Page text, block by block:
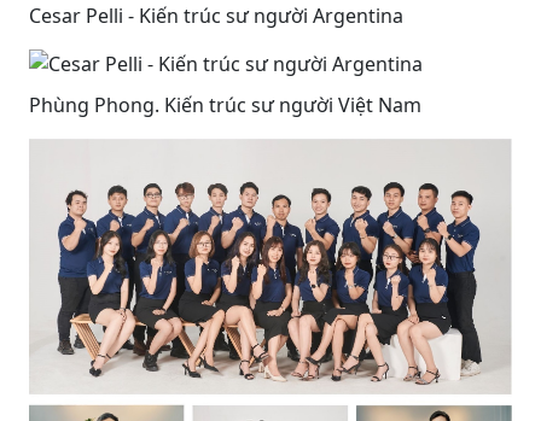
Cesar Pelli - Kiến trúc sư người Argentina
Phùng Phong. Kiến trúc sư người Việt Nam